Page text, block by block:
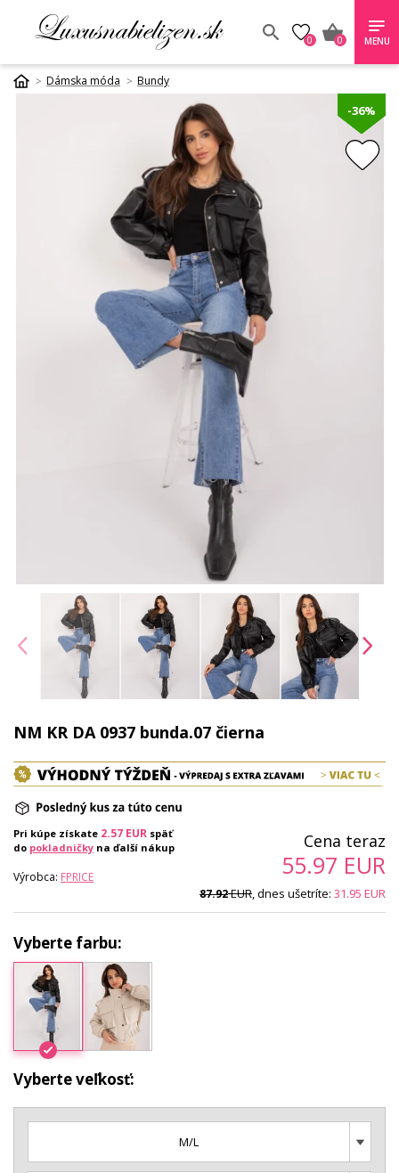
0 0 MENU
Dámska móda Bundy
-36%
NM KR DA 0937 bunda.07 čierna
Pri kúpe získate 2.57 EUR späť
do pokladničky na ďalší nákup
Výrobca: FPRICE
Cena teraz
55.97 EUR
87.92EUR, dnes ušetríte: 31.95 EUR
Vyberte farbu:
Vyberte veľkosť:
M/L